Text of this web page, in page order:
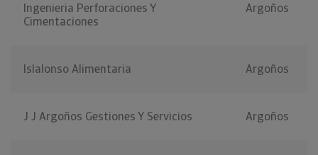
Ingenieria Perforaciones Y
Cimentaciones
Argoños
Islalonso Alimentaria Argoños
J J Argoños Gestiones Y Servicios Argoños